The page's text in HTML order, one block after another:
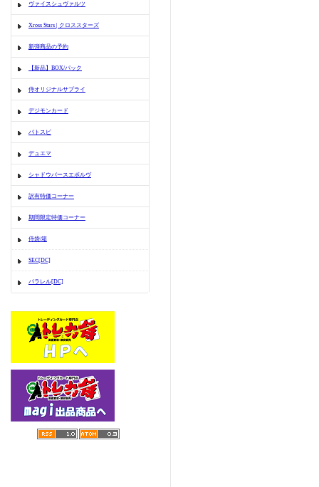
ヴァイスシュヴァルツ
Xross Stars | クロススターズ
新弾商品の予約
【新品】BOX/パック
侍オリジナルサプライ
デジモンカード
バトスピ
デュエマ
シャドウバースエボルヴ
訳有特価コーナー
期間限定特価コーナー
侍袋/箱
SEC[DC]
パラレル[DC]